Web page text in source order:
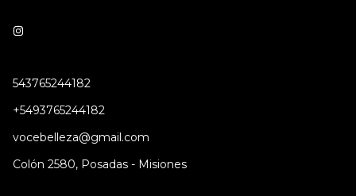
543765244182
+5493765244182
vocebelleza@gmail.com
Colón 2580, Posadas - Misiones